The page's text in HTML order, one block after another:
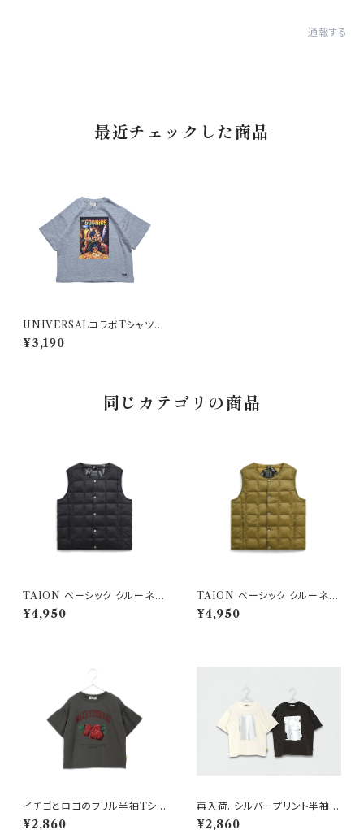
通報する
最近チェックした商品
UNIVERSALコラボTシャツ
GOONies / 80-150
¥3,190
同じカテゴリの商品
TAION ベーシック クルーネッ
ク インナーダウンベスト ブラッ
ク
¥4,950
TAION ベーシック クルーネッ
ク インナーダウンベスト ベージ
ュ
¥4,950
イチゴとロゴのフリル半袖Tシャ
¥2,860
再入荷. シルバープリント半袖T
シャツ 150-160cm
¥2,860